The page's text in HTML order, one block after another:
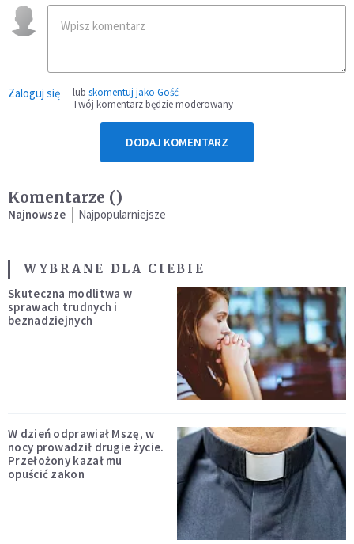
Zaloguj się lub skomentuj jako Gość
Twój komentarz będzie moderowany
DODAJ KOMENTARZ
Komentarze ()
Najnowsze Najpopularniejsze
WYBRANE DLA CIEBIE
Skuteczna modlitwa w
sprawach trudnych i
beznadziejnych
W dzień odprawiał Mszę, w
nocy prowadził drugie życie.
Przełożony kazał mu
opuścić zakon